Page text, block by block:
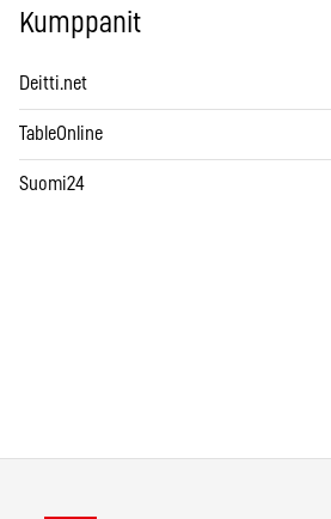
Kumppanit
Deitti.net
TableOnline
Suomi24